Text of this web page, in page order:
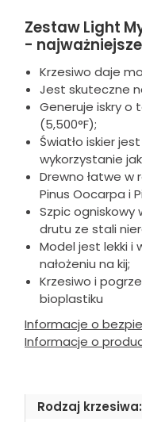
Zestaw Light
-
Krzesiwo daje
Jest skuteczne
Generuje iskry o
(5,500°F);
Światło iskier
wykorzystanie
Drewno łatwe w
Pinus Oocarpa i
Szpic ogniskowy
drutu ze stali
Model jest lekki i
nałożeniu na kij;
Krzesiwo i
bioplastiku
Informacje o
Informacje o
Rodzaj krzesiwa: